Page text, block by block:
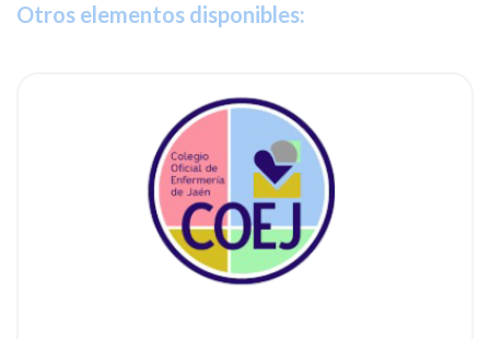
Otros elementos disponibles: